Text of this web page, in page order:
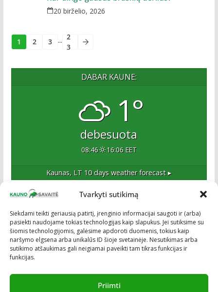
Tvarkyti sutikimą
Siekdami teikti geriausią patirtį, įrenginio informacijai saugoti ir (arba)
pasiekti naudojame tokias technologijas kaip slapukus. Jei sutiksime su
šiomis technologijomis, galėsime apdoroti duomenis, tokius kaip
naršymo elgsena arba unikalūs ID šioje svetainėje. Nesutikimas arba
sutikimo atšaukimas gali neigiamai paveikti tam tikras funkcijas ir
funkcijas.
Priimti
20 birželio, 2026
1 2 3 ... 2
3
DABAR KAUNE:
1°
debesuota
08:46 16:06 EET
Kaunas, LT 10 days weather forecast ▸
Esame naujas Kaune, tačiau veržlus ir profesionalus
kolektyvas. Ne naujokai žiniasklaidoje. Į Kauną
žengiame tvirtai įsitikinę savo sėkme.